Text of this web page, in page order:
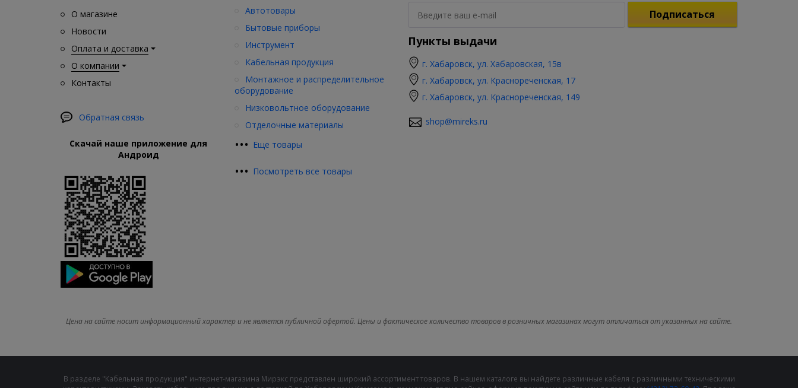
О магазине
Новости
Оплата и доставка
О компании
Контакты
Обратная связь
Скачай наше приложение для
Андроид
••• Еще товары
Автотовары
Бытовые приборы
Инструмент
Кабельная продукция
Монтажное и распределительное
оборудование
Низковольтное оборудование
Отделочные материалы
••• Посмотреть все товары
Подписаться
Пункты выдачи
г. Хабаровск, ул. Хабаровская, 15в
г. Хабаровск, ул. Краснореченская, 17
г. Хабаровск, ул. Краснореченская, 149
shop@mireks.ru
Цена на сайте носит информационный характер и не является публичной офертой. Цены и фактическое количество товаров в розничных магазинах могут отличаться от указанных на сайте.
В разделе "Кабельная продукция" интернет-магазина Мирэкс представлен широкий ассортимент товаров. В нашем каталоге вы найдете различные кабеля с различными техническими